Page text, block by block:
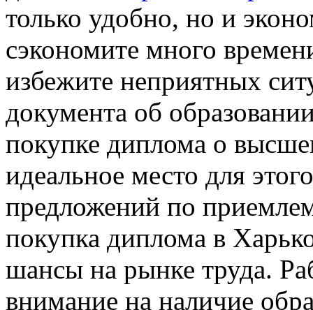
только удобно, но и
сэкономите много
избежите неприятных
документа об
покупке диплома о
идеальное место для
предложений по
покупка диплома в
шансы на рынке труда.
внимание на наличие